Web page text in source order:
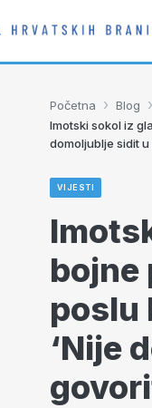
Početna › Blog ›
Imotski sokol iz
domoljublje sidit
VIJESTI
bojne
poslu
‘Nije